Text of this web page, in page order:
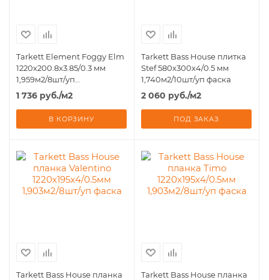
Tarkett Element Foggy Elm
1220x200.8x3.85/0.3 мм
1,959м2/8шт/уп
микрофаска
1 736 руб./м2
В КОРЗИНУ
Tarkett Bass House плитка
Stef 580x300x4/0.5 мм
1,740м2/10шт/уп фаска
2 060 руб./м2
ПОД ЗАКАЗ
Tarkett Bass House планка
Tarkett Bass House планка